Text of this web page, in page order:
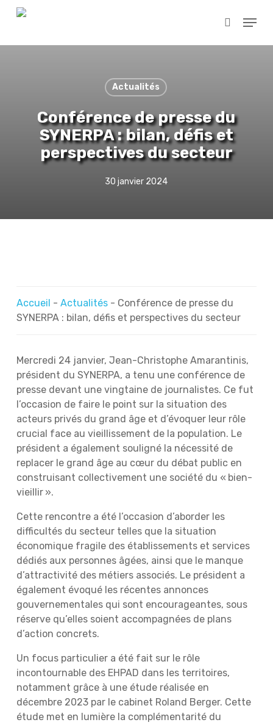
Skip
search
Menu
Actualités
Conférence de presse du
SYNERPA : bilan, défis et
perspectives du secteur
30 janvier 2024
Accueil - Actualités- Conférence de presse du
SYNERPA : bilan, défis et perspectives du secteur
Mercredi 24 janvier, Jean-Christophe Amarantinis,
président du SYNERPA, a tenu une conférence de
presse devant une vingtaine de journalistes. Ce fut
l’occasion de faire le point sur la situation des
acteurs privés du grand âge et d’évoquer leur rôle
crucial face au vieillissement de la population. Le
président a également souligné la nécessité de
replacer le grand âge au cœur du débat public en
construisant collectivement une société du « bien-
vieillir ».
Cette rencontre a été l’occasion d’aborder les
difficultés du secteur telles que la situation
économique fragile des établissements et services
dédiés aux personnes âgées, ainsi que le manque
d’attractivité des métiers associés. Le président a
également évoqué les récentes annonces
gouvernementales qui sont encourageantes, sous
réserve qu’elles soient accompagnées de plans
d’action concrets.
Un focus particulier a été fait sur le rôle
incontournable des EHPAD dans les territoires,
notamment grâce à une étude réalisée en
décembre 2023 par le cabinet Roland Berger. Cette
étude met en lumière la complémentarité du